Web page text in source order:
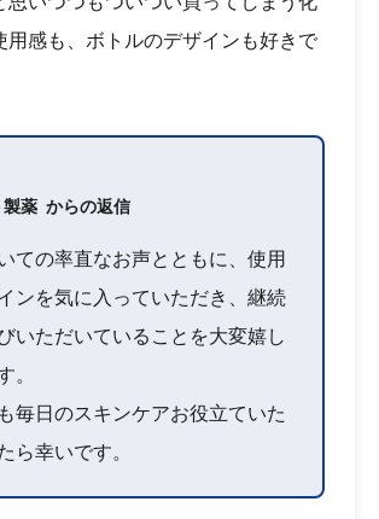
用感も、ボトルのデザインも好きで
製薬 からの返信
ての率直なお声とともに、使用
ンを気に入っていただき、継続
いただいていることを大変嬉し
。
毎日のスキンケアお役立ていた
ら幸いです。